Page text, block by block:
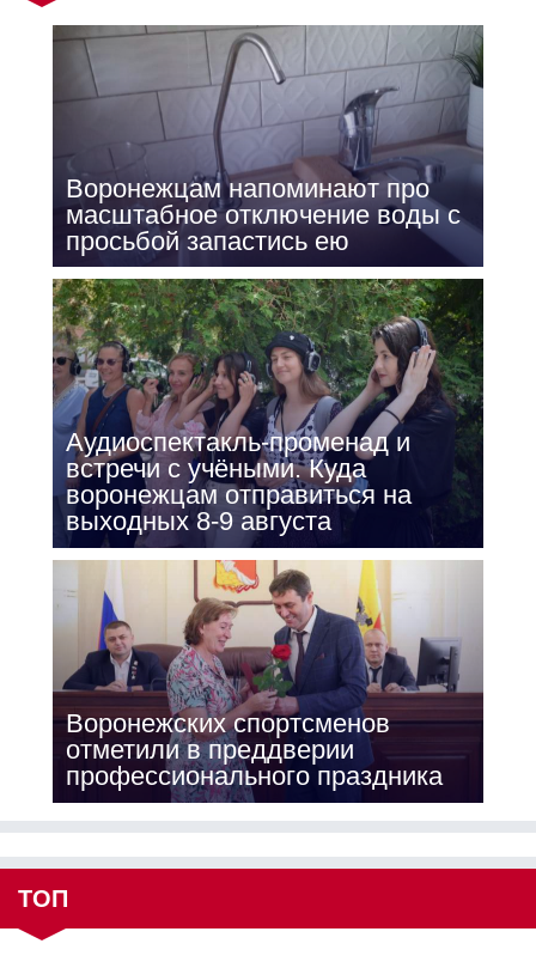
Воронежцам напоминают про
масштабное отключение воды с
просьбой запастись ею
Аудиоспектакль-променад и
встречи с учёными. Куда
воронежцам отправиться на
выходных 8-9 августа
Воронежских спортсменов
отметили в преддверии
профессионального праздника
ТОП